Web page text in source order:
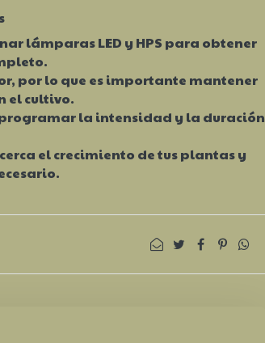
lámparas LED y HPS para obtener
por lo que es importante mantener
el cultivo.
la intensidad y la duración
el crecimiento de tus plantas y